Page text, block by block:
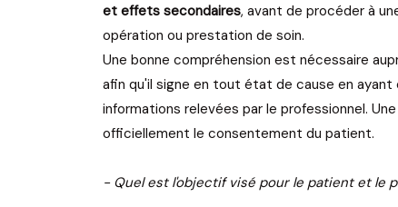
et effets secondaires, avant de procéder à
opération ou prestation de soin.
Une bonne compréhension est nécessaire
afin qu'il signe en tout état de cause en ayant
informations relevées par le professionnel.
officiellement le consentement du patient.
- Quel est l'objectif visé pour le patient et le